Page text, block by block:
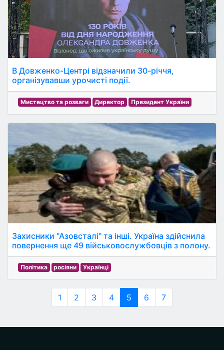
В Довженко-Центрі відзначили 30-річчя,
організувавши урочисті події.
Мистецтво та розваги Директор Президент України
Захисники "Азовсталі" та інші. Україна здійснила
повернення ще 49 військовослужбовців з полону.
Політика росіяни Українці
1 2 3 4 5 6 7